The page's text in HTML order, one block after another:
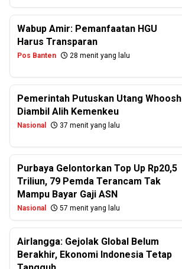
Wabup Amir: Pemanfaatan HGU
Harus Transparan
Pos Banten 28 menit yang lalu
Pemerintah Putuskan Utang Whoosh
Diambil Alih Kemenkeu
Nasional 37 menit yang lalu
Purbaya Gelontorkan Top Up Rp20,5
Triliun, 79 Pemda Terancam Tak
Mampu Bayar Gaji ASN
Nasional 57 menit yang lalu
Airlangga: Gejolak Global Belum
Berakhir, Ekonomi Indonesia Tetap